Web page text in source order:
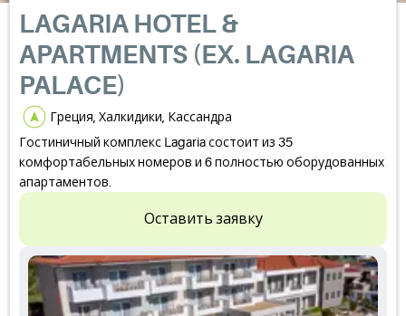
LAGARIA HOTEL &
APARTMENTS (EX. LAGARIA
PALACE)
Греция, Халкидики, Кассандра
Гостиничный комплекс Lagaria состоит из 35
комфортабельных номеров и 6 полностью оборудованных
апартаментов.
Оставить заявку